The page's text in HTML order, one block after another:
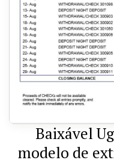
Baixável
modelo de